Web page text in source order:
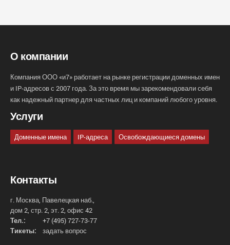
О компании
Компания ООО «и7» работает на рынке регистрации доменных имен
и IP-адресов с 2007 года. За это время мы зарекомендовали себя
как надежный партнер для частных лиц и компаний любого уровня.
Услуги
Доменные имена IP-адреса Освобождающиеся домены
Контакты
г. Москва, Павелецкая наб.,
дом 2, стр. 2, эт. 2, офис 42
Тел.:
+7 (495) 727-73-77
Тикеты:
задать вопрос